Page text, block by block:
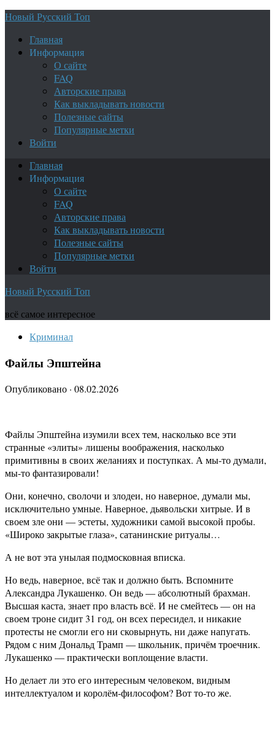
Новый Русский Топ
Главная
Информация
О сайте
FAQ
Авторские права
Как выкладывать новости
Полезные сайты
Популярные метки
Войти
Главная
Информация
О сайте
FAQ
Авторские права
Как выкладывать новости
Полезные сайты
Популярные метки
Войти
Новый Русский Топ
всё самое интересное
Криминал
Файлы Эпштейна
Опубликовано · 08.02.2026
Файлы Эпштейна изумили всех тем, насколько все эти
странные «элиты» лишены воображения, насколько
примитивны в своих желаниях и поступках. А мы-то думали,
мы-то фантазировали!
Они, конечно, сволочи и злодеи, но наверное, думали мы,
исключительно умные. Наверное, дьявольски хитрые. И в
своем зле они — эстеты, художники самой высокой пробы.
«Широко закрытые глаза», сатанинские ритуалы…
А не вот эта унылая подмосковная вписка.
Но ведь, наверное, всё так и должно быть. Вспомните
Александра Лукашенко. Он ведь — абсолютный брахман.
Высшая каста, знает про власть всё. И не смейтесь — он на
своем троне сидит 31 год, он всех пересидел, и никакие
протесты не смогли его ни сковырнуть, ни даже напугать.
Рядом с ним Дональд Трамп — школьник, причём троечник.
Лукашенко — практически воплощение власти.
Но делает ли это его интересным человеком, видным
интеллектуалом и королём-философом? Вот то-то же.